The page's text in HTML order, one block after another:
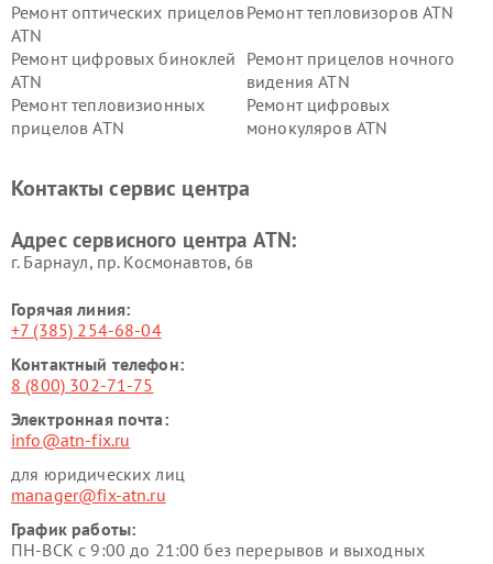
Ремонт оптических прицелов
ATN
Ремонт тепловизоров ATN
Ремонт цифровых биноклей
ATN
Ремонт прицелов ночного
видения ATN
Ремонт тепловизионных
прицелов ATN
Ремонт цифровых
монокуляров ATN
Контакты сервис центра
Адрес сервисного центра ATN:
г. Барнаул, ​пр. Космонавтов, 6в
Горячая линия:
+7 (385) 254-68-04
Контактный телефон:
8 (800) 302-71-75
Электронная почта:
info@atn-fix.ru
для юридических лиц
manager@fix-atn.ru
График работы:
ПН-ВСК с 9:00 до 21:00 без перерывов и выходных